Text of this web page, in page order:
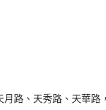
月路、天秀路、天華